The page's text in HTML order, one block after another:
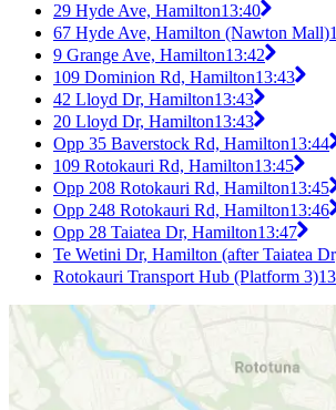
29 Hyde Ave, Hamilton13:40
67 Hyde Ave, Hamilton (Nawton Mall)
9 Grange Ave, Hamilton13:42
109 Dominion Rd, Hamilton13:43
42 Lloyd Dr, Hamilton13:43
20 Lloyd Dr, Hamilton13:43
Opp 35 Baverstock Rd, Hamilton13:44
109 Rotokauri Rd, Hamilton13:45
Opp 208 Rotokauri Rd, Hamilton13:45
Opp 248 Rotokauri Rd, Hamilton13:46
Opp 28 Taiatea Dr, Hamilton13:47
Te Wetini Dr, Hamilton (after Taiatea
Rotokauri Transport Hub (Platform 3)